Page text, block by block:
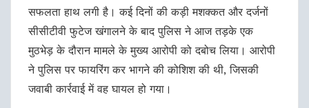
सफलता हाथ लगी है। कई दिनों की कड़ी मशक्कत और दर्जनों
सीसीटीवी फुटेज खंगालने के बाद पुलिस ने आज तड़के एक
मुठभेड़ के दौरान मामले के मुख्य आरोपी को दबोच लिया। आरोपी
ने पुलिस पर फायरिंग कर भागने की कोशिश की थी, जिसकी
जवाबी कार्रवाई में वह घायल हो गया।